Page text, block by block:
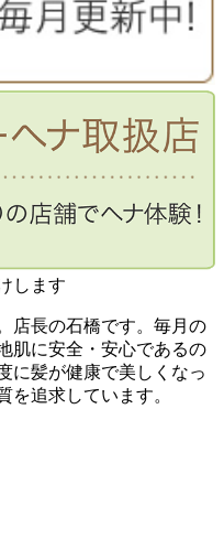
店長の石橋です。毎月の
肌に安全・安心であるの
に髪が健康で美しくなっ
を追求しています。